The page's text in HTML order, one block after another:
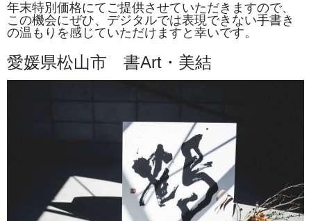
年末特別価格にてご提供させていただきますので、
この機会にぜひ、デジタルでは表現できない手書き
の温もりを感じていただけますと幸いです。
愛媛県松山市 書Art・美結